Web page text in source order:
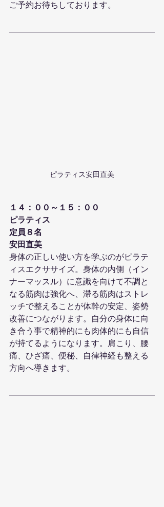
ご予約お待ちしております。
ピラティス安田直美
１４：００～１５：００
ピラティス
定員８名
安田直美
身体の正しい使い方を学ぶのがピラテ
ィスエクササイズ。身体の内側（イン
ナーマッスル）に意識を向けて不調と
なる筋肉は強化へ、滞る筋肉はストレ
ッチで整えることが体幹の安定、姿勢
改善につながります。自分の身体に向
き合う事で精神的にも肉体的にも自信
が持てるようになります。肩こり、腰
痛、ひざ痛、便秘、自律神経も整える
方向へ導きます。